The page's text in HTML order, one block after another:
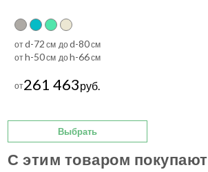
отd-72 см доd-80см
отh-50см доh-66см
от261 463руб.
Выбрать
С этим товаром покупают